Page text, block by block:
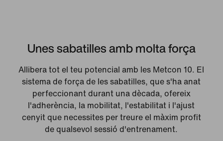
Unes sabatilles amb molta força
Allibera tot el teu potencial amb les Metcon 10. El
sistema de força de les sabatilles, que s'ha anat
perfeccionant durant una dècada, ofereix
l'adherència, la mobilitat, l'estabilitat i l'ajust
cenyit que necessites per treure el màxim profit
de qualsevol sessió d'entrenament.